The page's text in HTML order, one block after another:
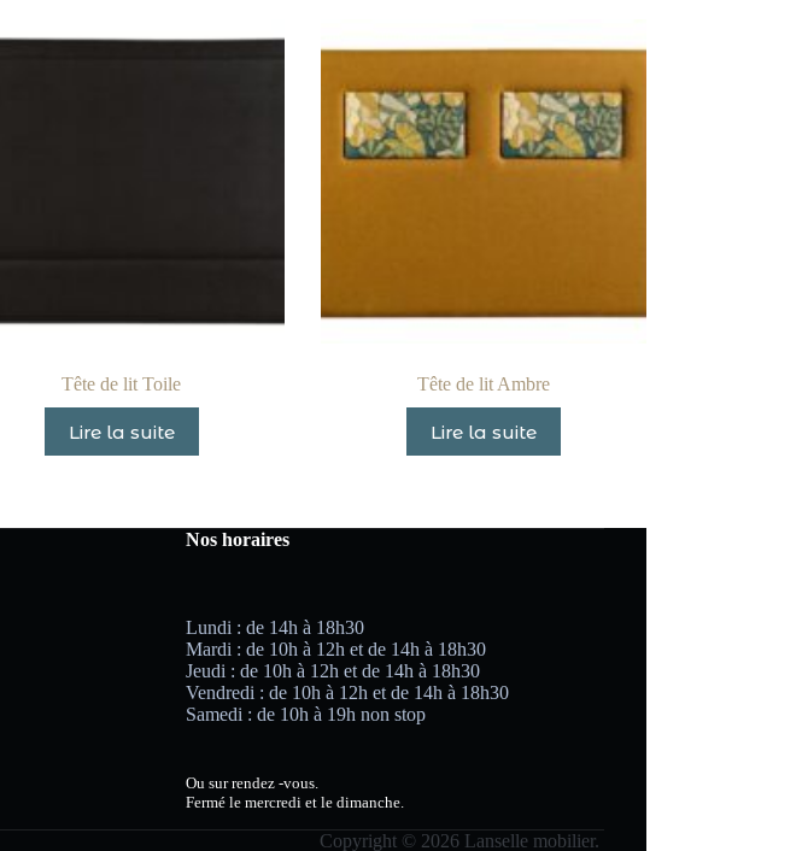
Tête de lit Toile
Lire la suite
Tête de lit Ambre
Lire la suite
Nos horaires
Lundi : de 14h à 18h30
Mardi : de 10h à 12h et de 14h à 18h30
Jeudi : de 10h à 12h et de 14h à 18h30
Vendredi : de 10h à 12h et de 14h à 18h30
Samedi : de 10h à 19h non stop
Ou sur rendez -vous.
Fermé le mercredi et le dimanche.
Copyright © 2026 Lanselle mobilier.